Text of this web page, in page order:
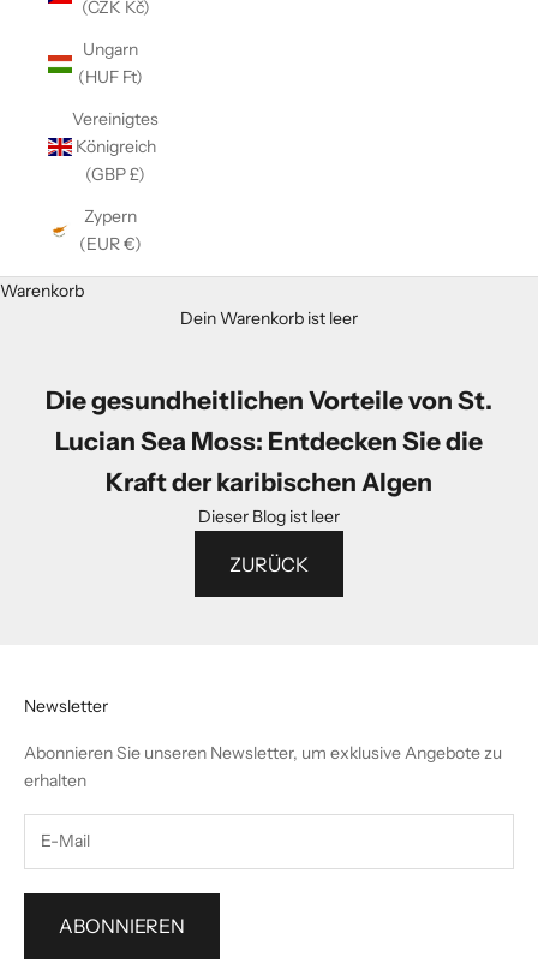
(CZK Kč)
Ungarn
(HUF Ft)
Vereinigtes
Königreich
(GBP £)
Zypern
(EUR €)
Warenkorb
Dein Warenkorb ist leer
Die gesundheitlichen Vorteile von St.
Lucian Sea Moss: Entdecken Sie die
Kraft der karibischen Algen
Dieser Blog ist leer
ZURÜCK
Newsletter
Abonnieren Sie unseren Newsletter, um exklusive Angebote zu
erhalten
ABONNIEREN